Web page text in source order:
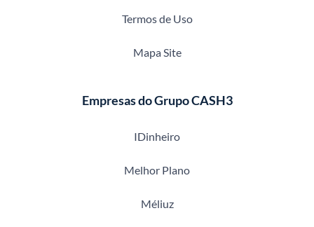
Termos de Uso
Mapa Site
Empresas do Grupo CASH3
IDinheiro
Melhor Plano
Méliuz